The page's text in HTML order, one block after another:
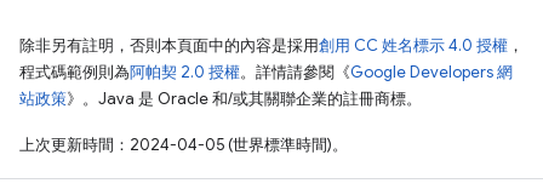
除非另有註明，否則本頁面中的內容是採用創用 CC 姓名標示 4.0 授權 ，
程式碼範例則為阿帕契 2.0 授權。詳情請參閱《Google Developers 網
站政策》。Java 是 Oracle 和/或其關聯企業的註冊商標。
上次更新時間：2024-04-05 (世界標準時間)。